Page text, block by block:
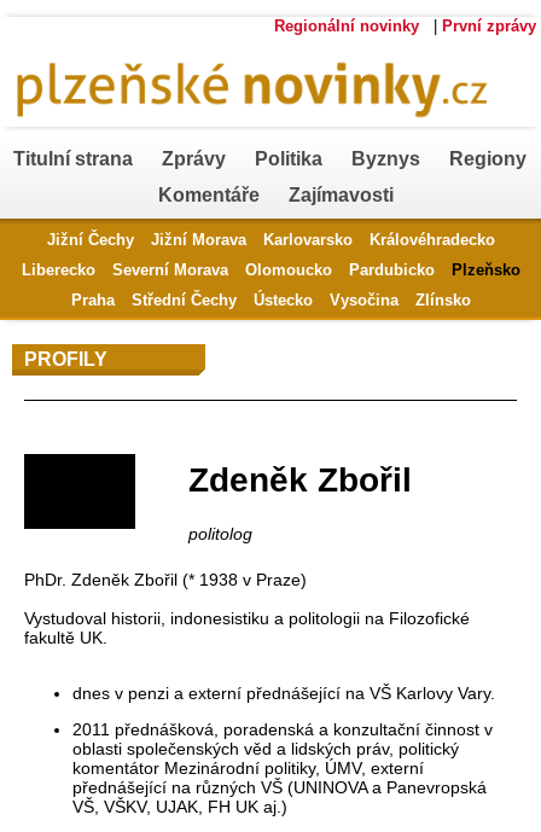
Regionální novinky První zprávy
Titulní strana Zprávy Politika Byznys
Regiony
Komentáře
Zajímavosti
Jižní Čechy Jižní Morava Karlovarsko
Královéhradecko
Liberecko
Severní Morava Olomoucko Pardubicko
Plzeňsko
Praha
Střední Čechy Ústecko Vysočina Zlínsko
PROFILY
Zdeněk Zbořil
politolog
PhDr. Zdeněk Zbořil (* 1938 v Praze)
Vystudoval historii, indonesistiku a politologii na Filozofické
fakultě UK.
dnes v penzi a externí přednášející na VŠ Karlovy Vary.
2011 přednášková, poradenská a konzultační činnost v
oblasti společenských věd a lidských práv, politický
komentátor Mezinárodní politiky, ÚMV, externí
přednášející na různých VŠ (UNINOVA a Panevropská
VŠ, VŠKV, UJAK, FH UK aj.)